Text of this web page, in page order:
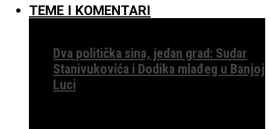
TEME I KOMENTARI
Dva politička sina, jedan grad: Sudar
Stanivukovića i Dodika mlađeg u Banjoj
Luci